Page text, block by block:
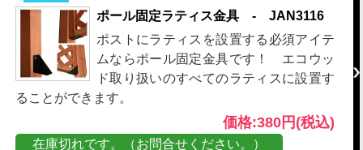
ポール固定ラティス金具 - JAN3116
ポストにラティスを設置する必須アイテ
ムならポール固定金具です！ エコウッ
ド取り扱いのすべてのラティスに設置す
ることができます。
価格:380円(税込)
在庫切れです。（お問合せください。）